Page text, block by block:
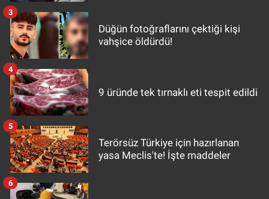
Düğün fotoğraflarını çektiği kişi
vahşice öldürdü!
3
9 üründe tek tırnaklı eti tespit edildi
4
Terörsüz Türkiye için hazırlanan
yasa Meclis'te! İşte maddeler
5
6